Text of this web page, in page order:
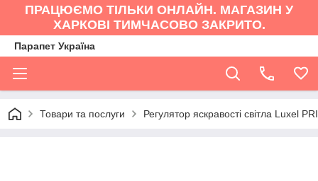
ПРАЦЮЄМО ТІЛЬКИ ОНЛАЙН. МАГАЗИН У
ХАРКОВІ ТИМЧАСОВО ЗАКРИТО.
Парапет Україна
Товари та послуги Регулятор яскравості світла Luxel